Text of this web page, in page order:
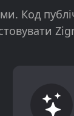
Код